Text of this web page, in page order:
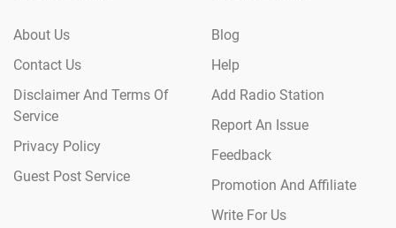
About Us
Contact Us
Disclaimer And Terms Of
Service
Privacy Policy
Guest Post Service
Blog
Help
Add Radio Station
Report An Issue
Feedback
Promotion And Affiliate
Write For Us